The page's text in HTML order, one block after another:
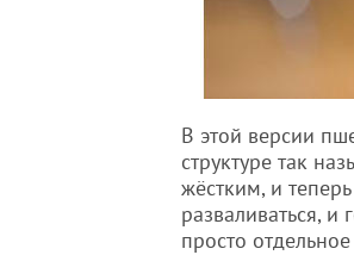
В этой версии
структуре так
жёстким, и
разваливаться, и
просто